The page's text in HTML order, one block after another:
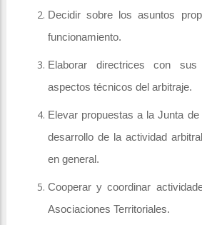
Decidir sobre los asuntos
funcionamiento.
Elaborar directrices con sus
aspectos técnicos del arbitraje.
Elevar propuestas a la Junta
desarrollo de la actividad
en general.
Cooperar y coordinar
Asociaciones Territoriales.